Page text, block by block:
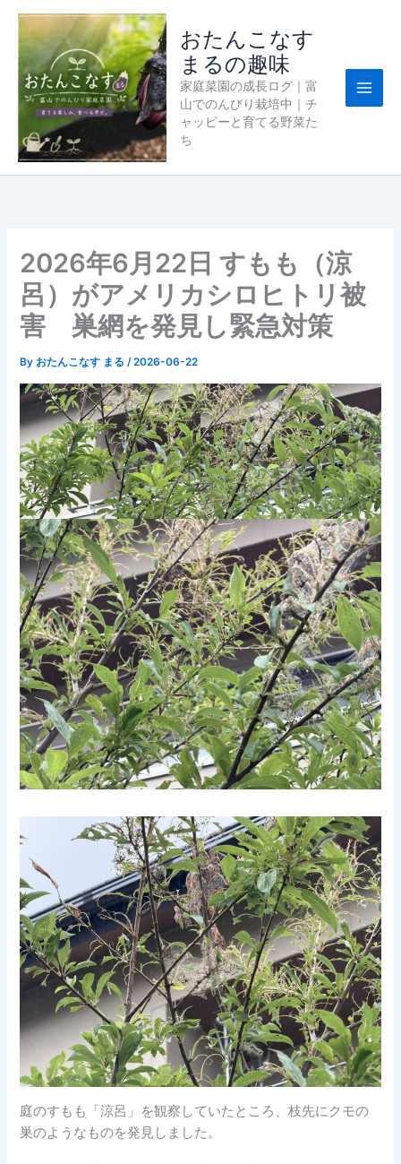
おたんこなす
まるの趣味
家庭菜園の成長ログ｜富
山でのんびり栽培中｜チ
ャッピーと育てる野菜た
ち
2026年6月22日 すもも（涼
呂）がアメリカシロヒトリ被
害 巣網を発見し緊急対策
By おたんこなす まる/2026-06-22
庭のすもも「涼呂」を観察していたところ、枝先にクモの
巣のようなものを発見しました。